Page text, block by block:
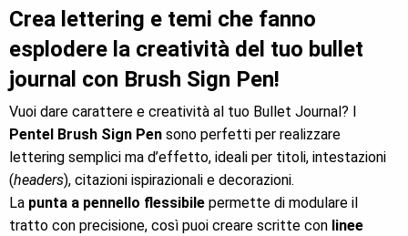
​Crea lettering e temi che fanno
esplodere la creatività del tuo bullet
journal con Brush Sign Pen!
Vuoi dare carattere e creatività al tuo Bullet Journal? I
Pentel Brush Sign Pen sono perfetti per realizzare
lettering semplici ma d’effetto, ideali per titoli, intestazioni
(headers), citazioni ispirazionali e decorazioni.
La punta a pennello flessibile permette di modulare il
tratto con precisione, così puoi creare scritte con linee